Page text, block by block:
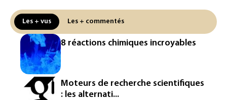
Ceuta
L'Europe se prépare à une baisse de la
production d'électricité lors de l'éclipse
solaire
La métropole de Rouen porte plainte
contre BASF pour pollution aux PFAS
Les + vus Les + commentés
8 réactions chimiques incroyables
Moteurs de recherche scientifiques
: les alternati...